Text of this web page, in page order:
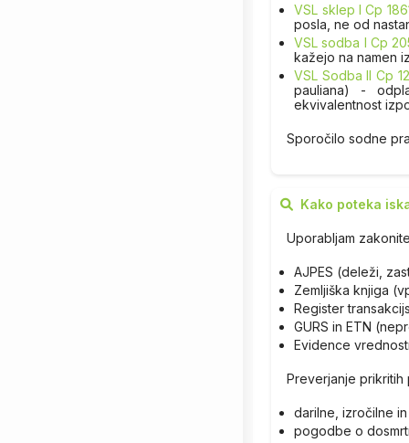
VSL sklep I Cp
posla, ne od
VSL sodba I Cp
kažejo na namen
VSL Sodba II Cp
pauliana) -
ekvivalentnost
Sporočilo sodne
Kako poteka
Uporabljam
AJPES (deleži,
Zemljiška knjiga
Register
GURS in ETN
Evidence
Preverjanje prikritih
darilne, izročilne
pogodbe o